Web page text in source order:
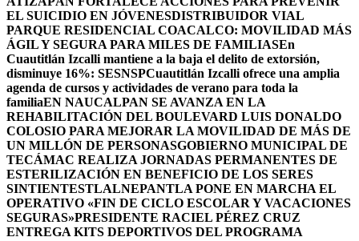
EL SUICIDIO EN JÓVENESDISTRIBUIDOR VIAL
PARQUE RESIDENCIAL COACALCO: MOVILIDAD MÁS
ÁGIL Y SEGURA PARA MILES DE FAMILIASEn
Cuautitlán Izcalli mantiene a la baja el delito de extorsión,
disminuye 16%: SESNSPCuautitlán Izcalli ofrece una amplia
agenda de cursos y actividades de verano para toda la
familiaEN NAUCALPAN SE AVANZA EN LA
REHABILITACIÓN DEL BOULEVARD LUIS DONALDO
COLOSIO PARA MEJORAR LA MOVILIDAD DE MÁS DE
UN MILLÓN DE PERSONASGOBIERNO MUNICIPAL DE
TECÁMAC REALIZA JORNADAS PERMANENTES DE
ESTERILIZACIÓN EN BENEFICIO DE LOS SERES
SINTIENTESTLALNEPANTLA PONE EN MARCHA EL
OPERATIVO «FIN DE CICLO ESCOLAR Y VACACIONES
SEGURAS»PRESIDENTE RACIEL PÉREZ CRUZ
ENTREGA KITS DEPORTIVOS DEL PROGRAMA